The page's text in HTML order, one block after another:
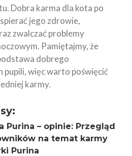
Dobra karma dla kota po
jego zdrowie,
zwalczać problemy
Pamiętajmy, że
dobrego
pupili, więc warto poświęcić
karmy.
Purina – opinie: Przegląd
na temat karmy
Purina